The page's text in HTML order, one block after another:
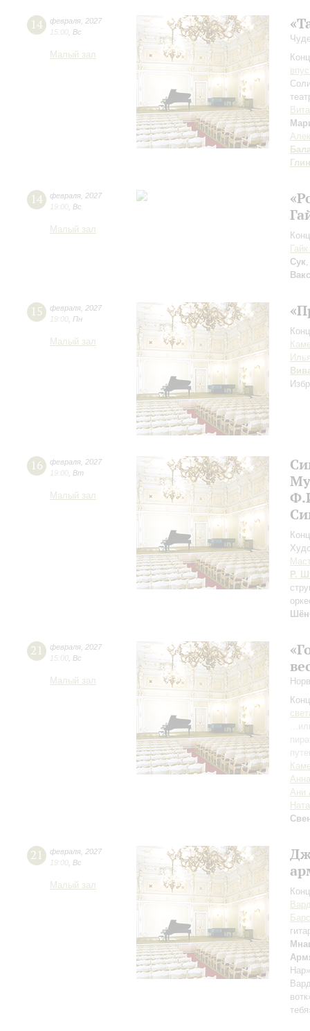
14 февраля 2027
15:00 Вс
Малый зал
14 февраля 2027
19:00 Вс
Малый зал
Сук
15 февраля 2027
19:00 Пн
Малый зал
16 февраля 2027
19:00 Вт
Малый зал
Р.
21 февраля 2027
15:00 Вс
Малый зал
Ани
21 февраля 2027
19:00 Вс
Малый зал